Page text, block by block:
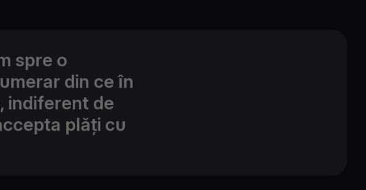
spre o
din ce în
indiferent de
plăți cu